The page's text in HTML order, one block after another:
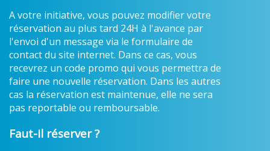
A votre initiative, vous pouvez modifier votre
réservation au plus tard 24H à l'avance par
l'envoi d'un message via le formulaire de
contact du site internet. Dans ce cas, vous
recevrez un code promo qui vous permettra de
faire une nouvelle réservation. Dans les autres
cas la réservation est maintenue, elle ne sera
pas reportable ou remboursable.
Faut-il réserver ?